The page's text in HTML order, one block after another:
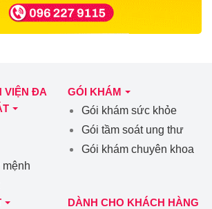
VIỆN ĐA
GÓI KHÁM
Gói khám sức khỏe
Gói tầm soát ung thư
Gói khám chuyên khoa
DÀNH CHO KHÁCH HÀNG